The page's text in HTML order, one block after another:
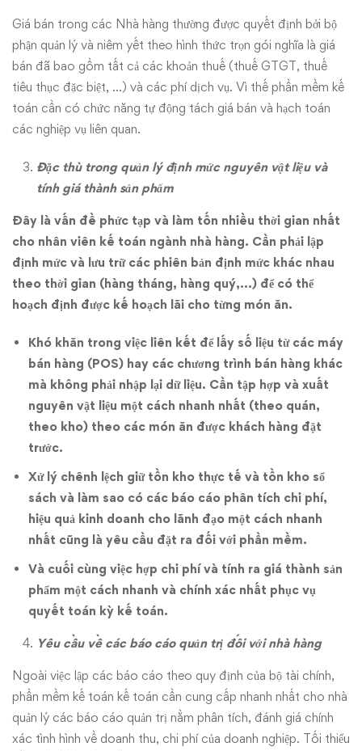
Giá bán trong các Nhà hàng thường được quyết định bởi bộ
phận quản lý và niêm yết theo hình thức trọn gói nghĩa là giá
bán đã bao gồm tất cả các khoản thuế (thuế GTGT, thuế
tiêu thục đặc biệt, …) và các phí dịch vụ. Vì thế phần mềm kế
toán cần có chức năng tự động tách giá bán và hạch toán
các nghiệp vụ liên quan.
Đặc thù trong quản lý định mức nguyên vật liệu và
tính giá thành sản phẩm
Đây là vấn đề phức tạp và làm tốn nhiều thời gian nhất
cho nhân viên kế toán ngành nhà hàng. Cần phải lập
định mức và lưu trữ các phiên bản định mức khác nhau
theo thời gian (hàng tháng, hàng quý,…) để có thể
hoạch định được kế hoạch lãi cho từng món ăn.
Khó khăn trong việc liên kết để lấy số liệu từ các máy
bán hàng (POS) hay các chương trình bán hàng khác
mà không phải nhập lại dữ liệu. Cần tập hợp và xuất
nguyên vật liệu một cách nhanh nhất (theo quán,
theo kho) theo các món ăn được khách hàng đặt
trước.
Xử lý chênh lệch giữ tồn kho thực tế và tồn kho sổ
sách và làm sao có các báo cáo phân tích chi phí,
hiệu quả kinh doanh cho lãnh đạo một cách nhanh
nhất cũng là yêu cầu đặt ra đối với phần mềm.
Và cuối cùng việc hợp chi phí và tính ra giá thành sản
phẩm một cách nhanh và chính xác nhất phục vụ
quyết toán kỳ kế toán.
Yêu cầu về các báo cáo quản trị đối với nhà hàng
Ngoài việc lập các báo cáo theo quy định của bộ tài chính,
phần mềm kế toán kế toán cần cung cấp nhanh nhất cho nhà
quản lý các báo cáo quản trị nằm phân tích, đánh giá chính
xác tình hình về doanh thu, chi phí của doanh nghiệp. Tối thiểu